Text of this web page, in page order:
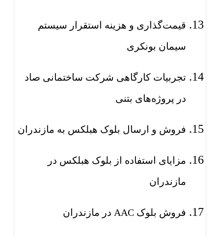
قیمت‌گذاری و هزینه استقرار سیستم
سیمان بونکری
تجربیات کارگاهی شرکت ساختمانی صاد
در پروژه‌های بتنی
فروش و ارسال بلوک هبلکس به مازندران
مزایای استفاده از بلوک هبلکس در
مازندران
فروش بلوک AAC در مازندران